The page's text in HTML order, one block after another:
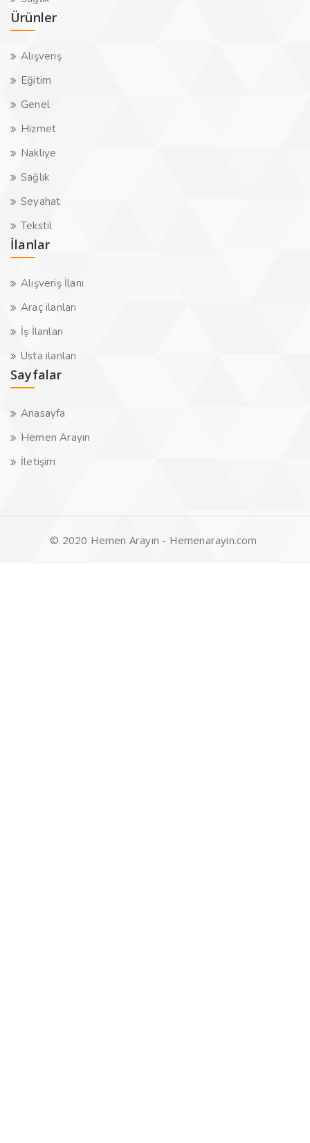
Ürünler
Alışveriş
Eğitim
Genel
Hizmet
Nakliye
Sağlık
Seyahat
Tekstil
İlanlar
Alışveriş İlanı
Araç ilanları
İş İlanları
Usta ilanları
Sayfalar
Anasayfa
Hemen Arayın
İletişim
© 2020 Hemen Arayın - Hemenarayin.com